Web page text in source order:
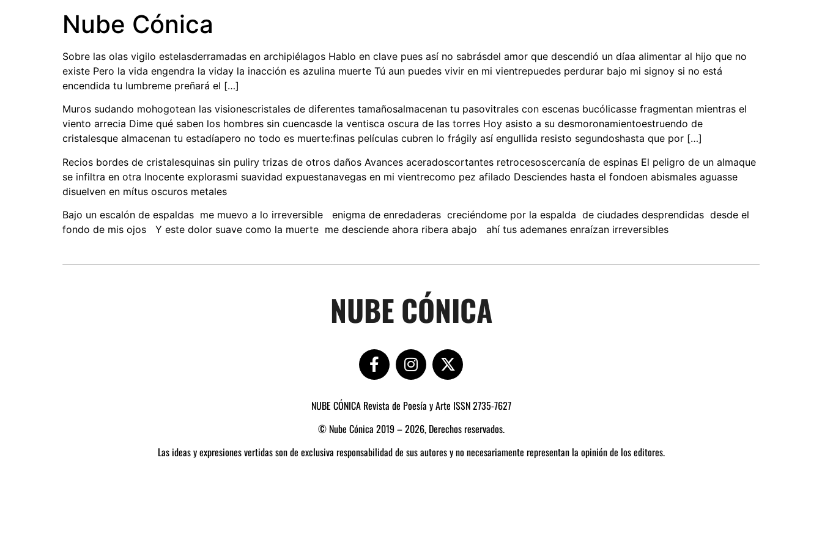
Nube Cónica
Sobre las olas vigilo estelasderramadas en archipiélagos Hablo en clave pues así no sabrásdel amor que descendió un díaa alimentar al hijo que no
existe Pero la vida engendra la viday la inacción es azulina muerte Tú aun puedes vivir en mi vientrepuedes perdurar bajo mi signoy si no está
encendida tu lumbreme preñará el […]
Muros sudando mohogotean las visionescristales de diferentes tamañosalmacenan tu pasovitrales con escenas bucólicasse fragmentan mientras el
viento arrecia Dime qué saben los hombres sin cuencasde la ventisca oscura de las torres Hoy asisto a su desmoronamientoestruendo de
cristalesque almacenan tu estadíapero no todo es muerte:finas películas cubren lo frágily así engullida resisto segundoshasta que por […]
Recios bordes de cristalesquinas sin puliry trizas de otros daños Avances aceradoscortantes retrocesoscercanía de espinas El peligro de un almaque
se infiltra en otra Inocente explorasmi suavidad expuestanavegas en mi vientrecomo pez afilado Desciendes hasta el fondoen abismales aguasse
disuelven en mítus oscuros metales
Bajo un escalón de espaldas me muevo a lo irreversible enigma de enredaderas creciéndome por la espalda de ciudades desprendidas desde el
fondo de mis ojos Y este dolor suave como la muerte me desciende ahora ribera abajo ahí tus ademanes enraízan irreversibles
NUBE CÓNICA
NUBE CÓNICA Revista de Poesía y Arte ISSN 2735-7627
© Nube Cónica 2019 – 2026, Derechos reservados.
Las ideas y expresiones vertidas son de exclusiva responsabilidad de sus autores y no necesariamente representan la opinión de los editores.